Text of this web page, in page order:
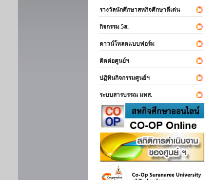
รางวัลนักศึกษาสหกิจศึกษาดีเด่น
กิจกรรม 5ส.
ดาวน์โหลดแบบฟอร์ม
ติดต่อศูนย์ฯ
ปฏิทินกิจกรรมศูนย์ฯ
ระบบสารบรรณ มทส.